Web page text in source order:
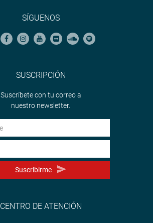
SÍGUENOS
SUSCRIPCIÓN
Suscríbete con tu correo a
nuestro newsletter.
Suscribirme
CENTRO DE ATENCIÓN